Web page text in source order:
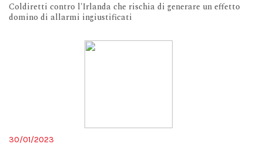
Coldiretti contro l'Irlanda che rischia di generare un effetto
domino di allarmi ingiustificati
30/01/2023